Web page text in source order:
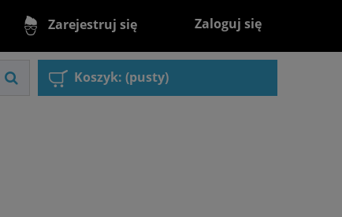
Zarejestruj się Zaloguj się
Koszyk: (pusty)